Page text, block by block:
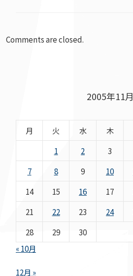
Comments are closed.
2005年11月
月 火 水 木
1
2 3
7
8 9 10
14
15 16 17
21
22 23 24
28
29
30
« 10月
12月 »